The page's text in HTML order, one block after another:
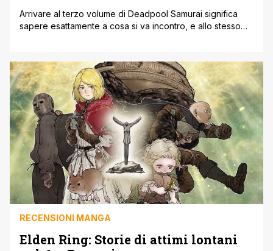
Arrivare al terzo volume di Deadpool Samurai significa
sapere esattamente a cosa si va incontro, e allo stesso
presentazione e un secondo che alzava l’asticella della
follia, questo capitolo conferma definitivamente la natura
del progetto: non un [']
RECENSIONI MANGA
Elden Ring: Storie di attimi lontani